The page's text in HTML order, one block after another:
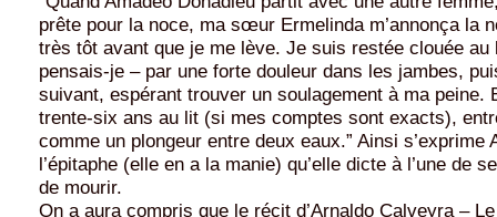
prête pour la noce, ma sœur Ermelinda m’annonça la
très tôt avant que je me lève. Je suis restée clouée au
pensais-je – par une forte douleur dans les jambes,
suivant, espérant trouver un soulagement à ma peine.
trente-six ans au lit (si mes comptes sont exacts),
comme un plongeur entre deux eaux.” Ainsi s’exprime
l’épitaphe (elle en a la manie) qu’elle dicte à l’une de
de mourir.
On a aura compris que le récit d’Arnaldo Calveyra –